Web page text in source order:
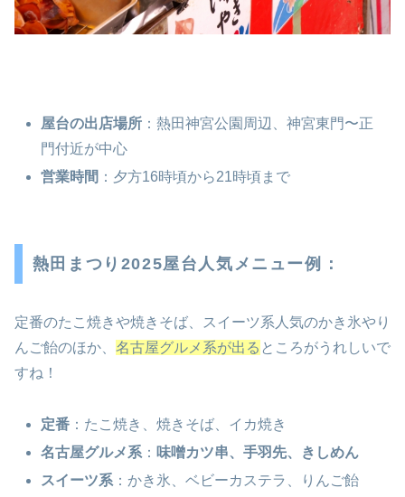
屋台の出店場所 ：熱田神宮公園周辺、神宮東門〜正
門付近が中心
営業時間 ：夕方16時頃から21時頃まで
熱田まつり2025屋台人気メニュー例：
定番のたこ焼きや焼きそば、スイーツ系人気のかき氷やり
んご飴のほか、 名古屋グルメ系が出る ところがうれしいで
すね！
定番 ：たこ焼き、焼きそば、イカ焼き
名古屋グルメ系 ： 味噌カツ串、手羽先、きしめん
スイーツ系：かき氷、ベビーカステラ、りんご飴